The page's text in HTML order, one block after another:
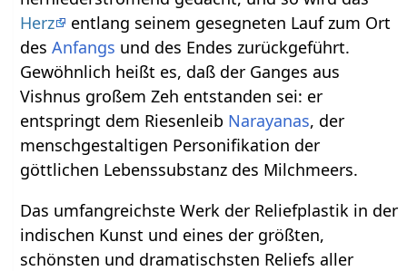
Herz
entlang seinem gesegneten Lauf zum Ort
desAnfangs und des Endes zurückgeführt.
Gewöhnlich heißt es, daß der Ganges aus
Vishnus großem Zeh entstanden sei: er
entspringt dem Riesenleib Narayanas, der
menschgestaltigen Personifikation der
göttlichen Lebenssubstanz des Milchmeers.
Das umfangreichste Werk der Reliefplastik in der
indischen Kunst und eines der größten,
schönsten und dramatischsten Reliefs aller